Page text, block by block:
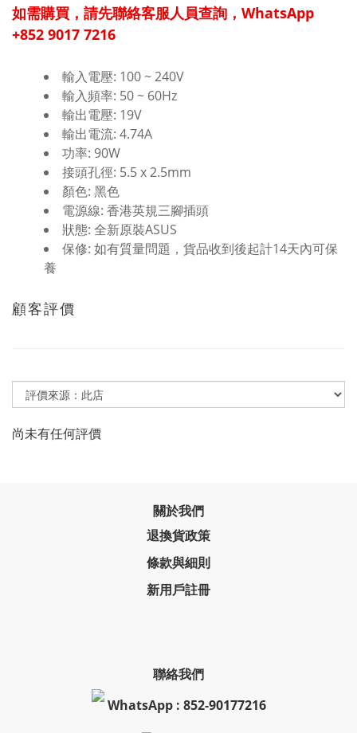
如需購買，請先聯絡客服人員查詢，WhatsApp
+852 9017 7216
輸入電壓: 100 ~ 240V
輸入頻率: 50 ~ 60Hz
輸出電壓: 19V
輸出電流: 4.74A
功率: 90W
接頭孔徑: 5.5 x 2.5mm
顏色: 黑色
電源線: 香港英規三腳插頭
狀態: 全新原裝ASUS
保修: 如有質量問題，貨品收到後起計14天內可保
養
顧客評價
尚未有任何評價
關於我們
退換貨政策
條款與細則
新用戶註冊
聯絡我們
WhatsApp : 852-90177216